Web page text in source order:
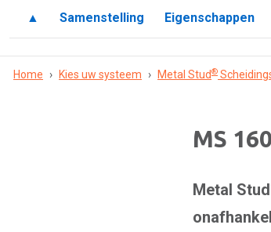
▲ Samenstelling Eigenschappen
Home › Kies uw systeem › Metal Stud®
MS
Metal Stud